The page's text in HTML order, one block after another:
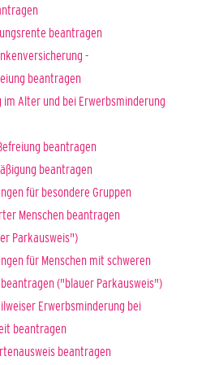
beantragen
-
beantragen
im Alter und bei Erwerbsminderung
beantragen
beantragen
für besondere Gruppen
Menschen beantragen
Parkausweis")
für Menschen mit schweren
("blauer Parkausweis")
Erwerbsminderung bei
beantragen
beantragen